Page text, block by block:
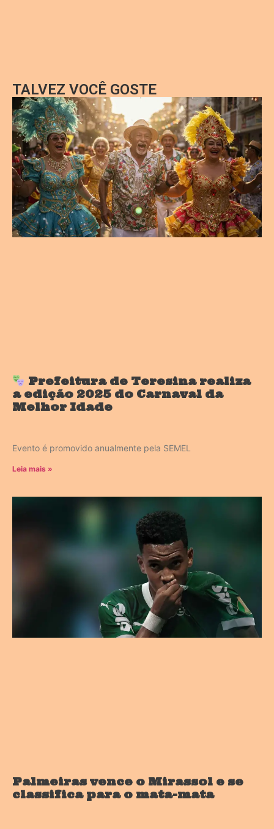
TALVEZ VOCÊ GOSTE
Prefeitura de Teresina realiza
a edição 2025 do Carnaval da
Melhor Idade
Evento é promovido anualmente pela SEMEL
Leia mais »
Palmeiras vence o Mirassol e se
classifica para o mata-mata